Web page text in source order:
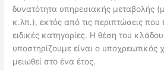
δυνατότητα υπηρεσιακής μεταβολής
κ.λπ.), εκτός από τις περιπτώσεις που
ειδικές κατηγορίες. Η θέση του
υποστηρίζουμε είναι ο
μειωθεί στο ένα έτος.